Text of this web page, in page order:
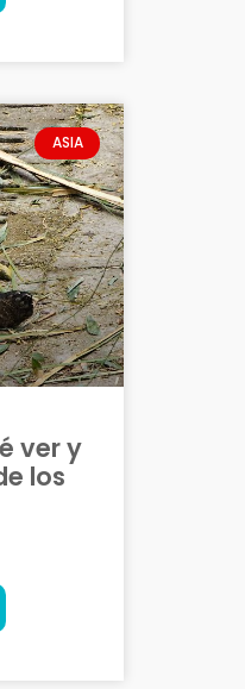
ASIA
ver y
los